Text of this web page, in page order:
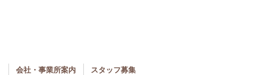
会社・事業所案内 スタッフ募集